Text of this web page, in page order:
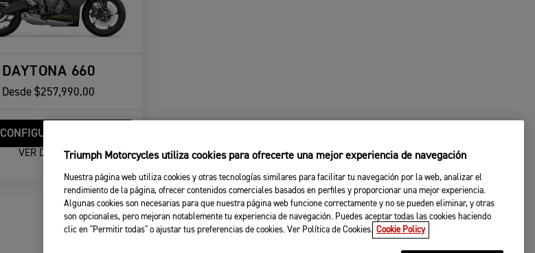
DAYTONA 660
Desde $257,990.00
CONFIGURAR MOTO
VER DETALLETriumph Motorcycles utiliza cookies para ofrecerte una mejor experiencia de navegación
Nuestra página web utiliza cookies y otras tecnologías similares para facilitar tu navegación por la web, analizar el
rendimiento de la página, ofrecer contenidos comerciales basados en perfiles y proporcionar una mejor experiencia.
Algunas cookies son necesarias para que nuestra página web funcione correctamente y no se pueden eliminar, y otras
son opcionales, pero mejoran notablemente tu experiencia de navegación. Puedes aceptar todas las cookies haciendo
clic en "Permitir todas" o ajustar tus preferencias de cookies. Ver Política de Cookies. Cookie Policy